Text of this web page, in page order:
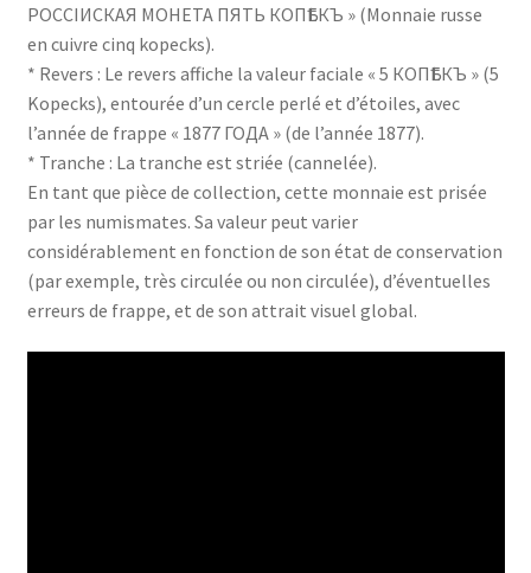
РОССІИСКАЯ МОНЕТА ПЯТЬ КОПѢЕКЪ » (Monnaie russe
en cuivre cinq kopecks).
* Revers : Le revers affiche la valeur faciale « 5 КОПѢЕКЪ » (5
Kopecks), entourée d’un cercle perlé et d’étoiles, avec
l’année de frappe « 1877 ГОДА » (de l’année 1877).
* Tranche : La tranche est striée (cannelée).
En tant que pièce de collection, cette monnaie est prisée
par les numismates. Sa valeur peut varier
considérablement en fonction de son état de conservation
(par exemple, très circulée ou non circulée), d’éventuelles
erreurs de frappe, et de son attrait visuel global.